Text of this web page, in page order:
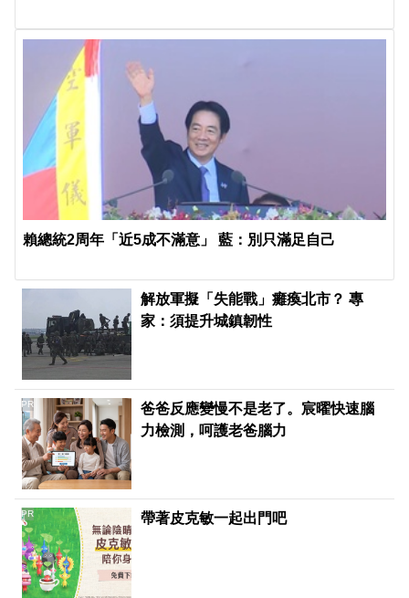
賴總統2周年「近5成不滿意」 藍：別只滿足自己
解放軍擬「失能戰」癱瘓北市？ 專
家：須提升城鎮韌性
爸爸反應變慢不是老了。宸曜快速腦
力檢測，呵護老爸腦力
PR
帶著皮克敏一起出門吧
PR